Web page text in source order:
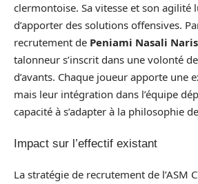
clermontoise. Sa vitesse et son
d’apporter des solutions offensives.
recrutement de Peniami Nasali
talonneur s’inscrit dans une volonté
d’avants. Chaque joueur apporte une
mais leur intégration dans l’équipe
capacité à s’adapter à la philosophie
Impact sur l’effectif existant
La stratégie de recrutement de l’ASM